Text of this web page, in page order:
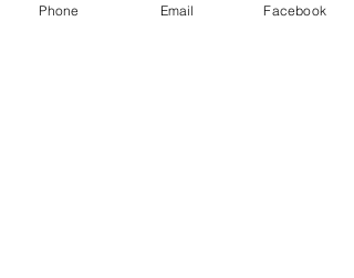
Phone Email Facebook